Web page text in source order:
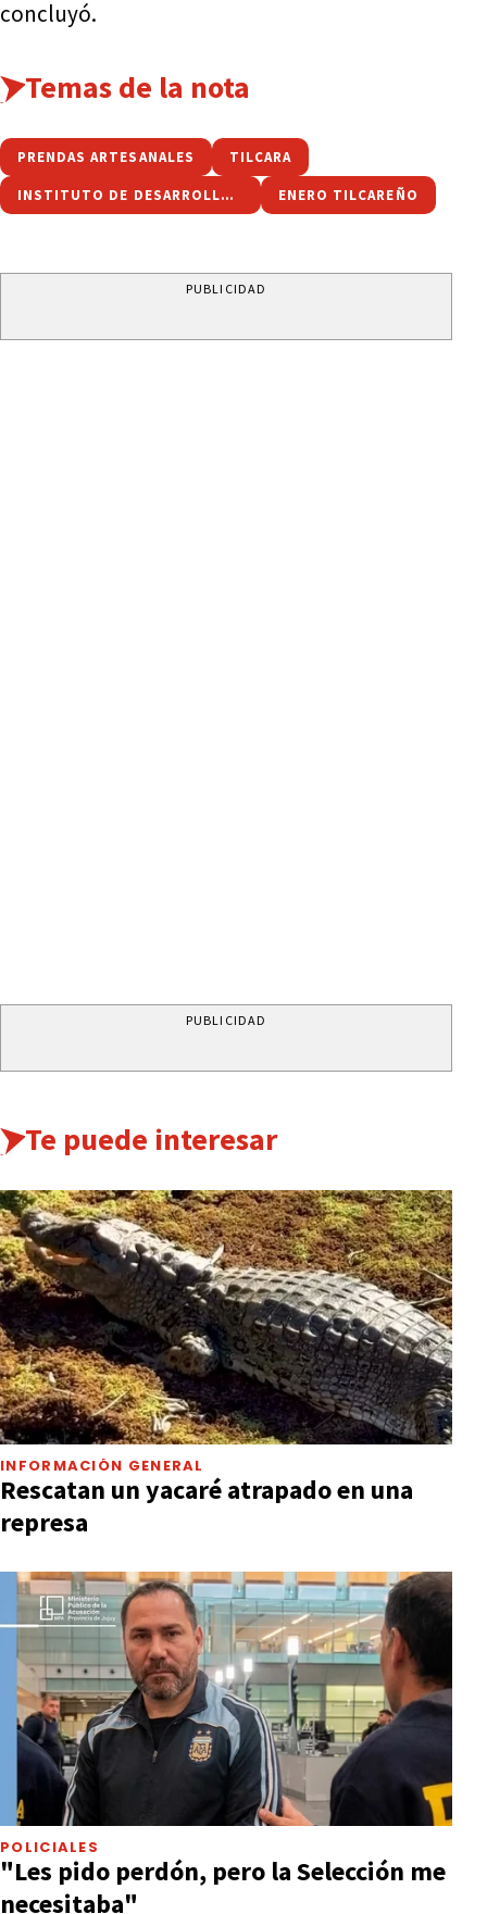
concluyó.
Temas de la nota
PRENDAS ARTESANALES TILCARA
INSTITUTO DE DESARROLLO INDÍGENA ENERO TILCAREÑO
PUBLICIDAD
PUBLICIDAD
Te puede interesar
INFORMACIÓN GENERAL
Rescatan un yacaré atrapado en una
represa
POLICIALES
"Les pido perdón, pero la Selección me
necesitaba"